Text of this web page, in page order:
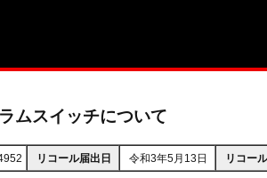
ムスイッチについて
リコール届出日 令和3年5月13日 リコー